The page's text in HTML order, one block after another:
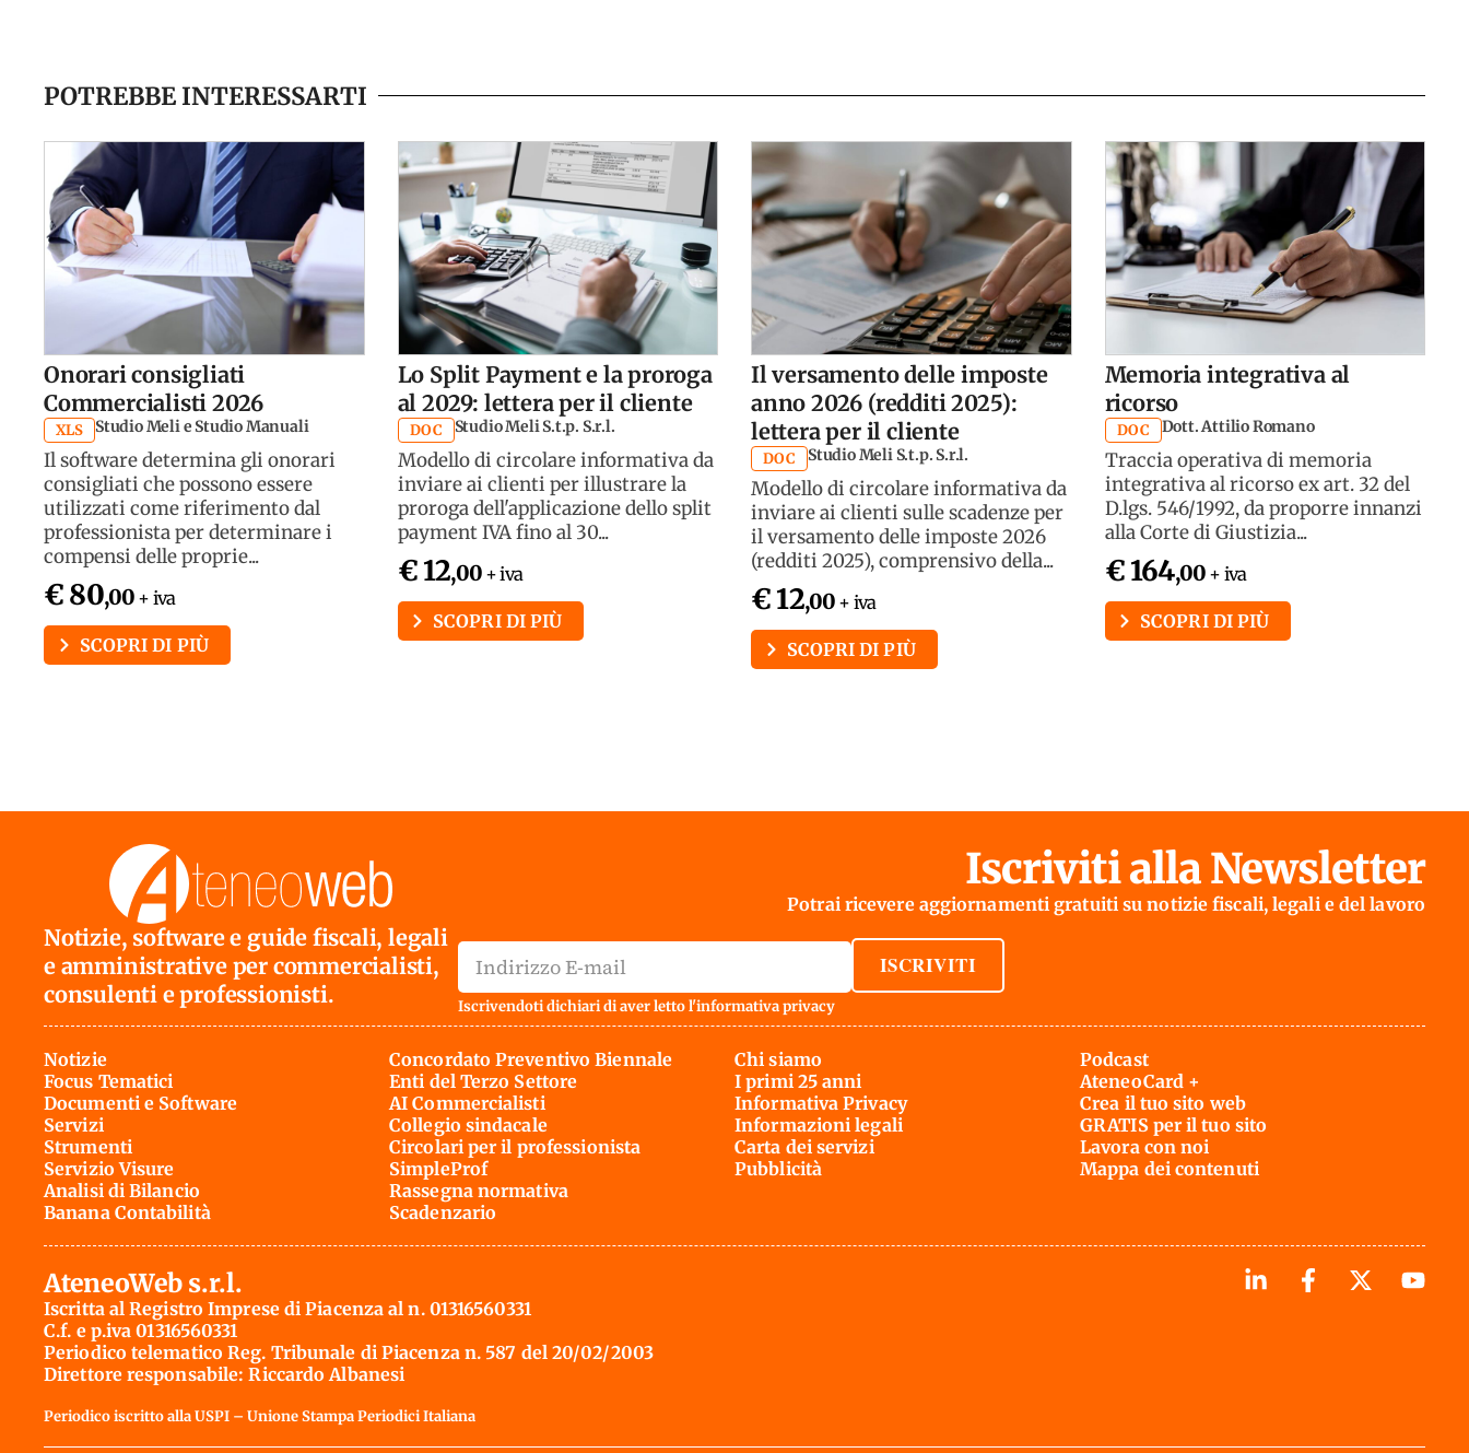
POTREBBE INTERESSARTI
Onorari consigliati
Commercialisti 2026
XLS Studio Meli e Studio Manuali
Il software determina gli onorari
consigliati che possono essere
utilizzati come riferimento dal
professionista per determinare i
compensi delle proprie...
€ 80,00 + iva
SCOPRI DI PIÙ
Lo Split Payment e la proroga
al 2029: lettera per il cliente
DOC Studio Meli S.t.p. S.r.l.
Modello di circolare informativa da
inviare ai clienti per illustrare la
proroga dell'applicazione dello split
payment IVA fino al 30...
€ 12,00 + iva
SCOPRI DI PIÙ
Il versamento delle imposte
anno 2026 (redditi 2025):
lettera per il cliente
DOC Studio Meli S.t.p. S.r.l.
Modello di circolare informativa da
inviare ai clienti sulle scadenze per
il versamento delle imposte 2026
(redditi 2025), comprensivo della...
€ 12,00 + iva
SCOPRI DI PIÙ
Memoria integrativa al
ricorso
DOC Dott. Attilio Romano
Traccia operativa di memoria
integrativa al ricorso ex art. 32 del
D.lgs. 546/1992, da proporre innanzi
alla Corte di Giustizia...
€ 164,00 + iva
SCOPRI DI PIÙ
Notizie, software e guide fiscali, legali
e amministrative per commercialisti,
consulenti e professionisti.
Iscriviti alla Newsletter
Potrai ricevere aggiornamenti gratuiti su notizie fiscali, legali e del lavoro
ISCRIVITI
Iscrivendoti dichiari di aver letto l'informativa privacy
Notizie
Focus Tematici
Documenti e Software
Servizi
Strumenti
Servizio Visure
Analisi di Bilancio
Banana Contabilità
Concordato Preventivo Biennale
Enti del Terzo Settore
AI Commercialisti
Collegio sindacale
Circolari per il professionista
SimpleProf
Rassegna normativa
Scadenzario
Chi siamo
I primi 25 anni
Informativa Privacy
Informazioni legali
Carta dei servizi
Pubblicità
Podcast
AteneoCard +
Crea il tuo sito web
GRATIS per il tuo sito
Lavora con noi
Mappa dei contenuti
AteneoWeb s.r.l.
Iscritta al Registro Imprese di Piacenza al n. 01316560331
C.f. e p.iva 01316560331
Periodico telematico Reg. Tribunale di Piacenza n. 587 del 20/02/2003
Direttore responsabile: Riccardo Albanesi
Periodico iscritto alla USPI – Unione Stampa Periodici Italiana